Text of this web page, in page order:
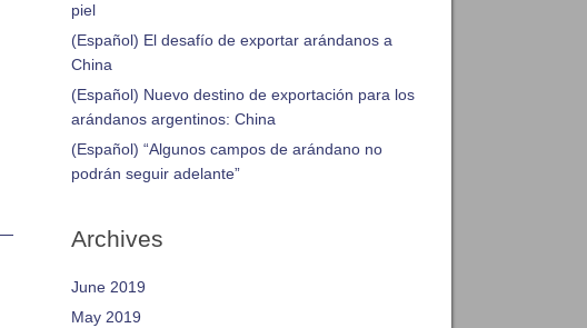
piel
(Español) El desafío de exportar arándanos a
China
(Español) Nuevo destino de exportación para los
arándanos argentinos: China
(Español) “Algunos campos de arándano no
podrán seguir adelante”
Archives
June 2019
May 2019